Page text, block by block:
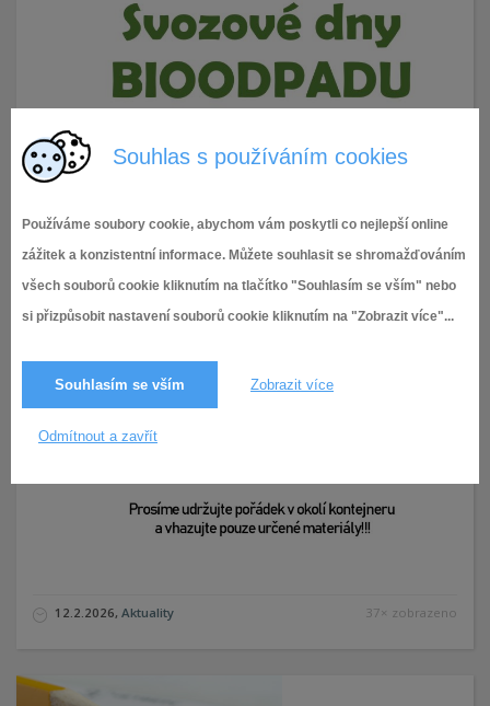
Souhlas s používáním cookies
Používáme soubory cookie, abychom vám poskytli co nejlepší online
zážitek a konzistentní informace. Můžete souhlasit se shromažďováním
všech souborů cookie kliknutím na tlačítko "Souhlasím se vším" nebo
si přizpůsobit nastavení souborů cookie kliknutím na "Zobrazit více"...
Souhlasím se vším Zobrazit více
Odmítnout a zavřít
37× zobrazeno
12.2.2026, Aktuality